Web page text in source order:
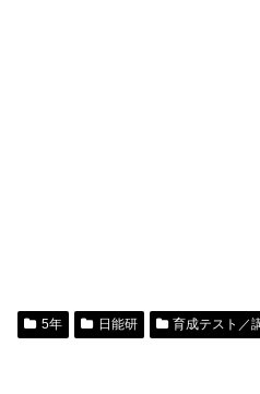
5年 日能研 育成テスト／